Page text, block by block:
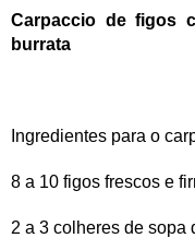
Carpaccio de figos
burrata
Ingredientes para o
8 a 10 figos frescos e
2 a 3 colheres de sopa